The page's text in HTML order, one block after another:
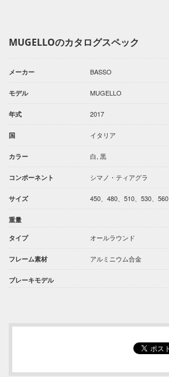
MUGELLOのカタログスペック
メーカー BASSO
モデル MUGELLO
年式 2017
国 イタリア
カラー 白, 黒
コンポーネント シマノ・ティアグラ
サイズ 450、480、510、530、560
重量
タイプ オールラウンド
フレーム素材 アルミニウム合金
ブレーキモデル